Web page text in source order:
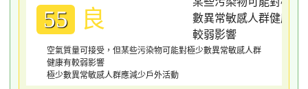
55 良
空氣質量可接受，但某些污染物可能對極少數異常敏感人群
健康有較弱影響
極少數異常敏感人群應減少戶外活動